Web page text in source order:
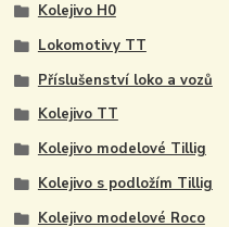
Kolejivo H0
Lokomotivy TT
Příslušenství loko a vozů
Kolejivo TT
Kolejivo modelové Tillig
Kolejivo s podložím Tillig
Kolejivo modelové Roco